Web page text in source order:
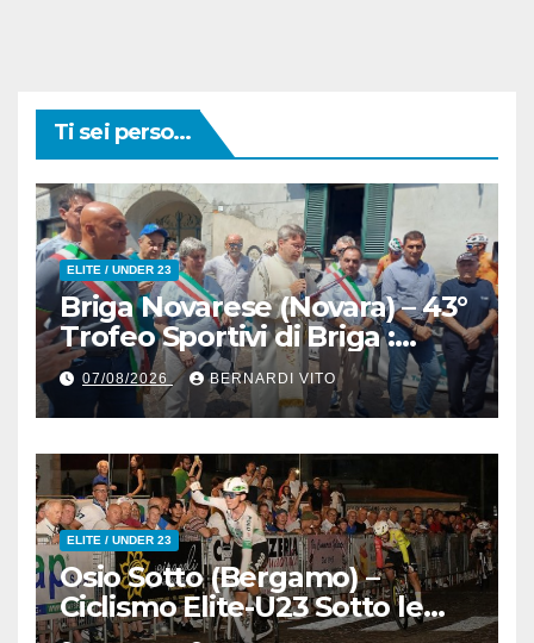
Ti sei perso...
ELITE / UNDER 23
Briga Novarese (Novara) – 43°
Trofeo Sportivi di Briga :
Nicolò Arrighetti è ancora lui
il Re del Muro di San
Colombano
07/08/2026 BERNARDI VITO
ELITE / UNDER 23
Osio Sotto (Bergamo) –
Ciclismo Elite-U23 Sotto le